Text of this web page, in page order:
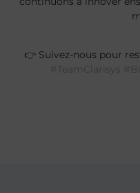
👉 Suivez-nous pour
#TeamClarisys